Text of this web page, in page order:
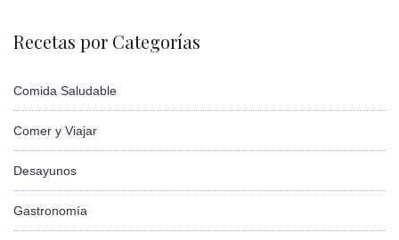
Recetas por Categorías
Comida Saludable
Comer y Viajar
Desayunos
Gastronomía